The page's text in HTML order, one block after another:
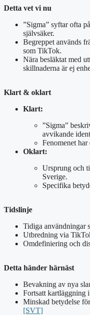
Detta vet vi nu
”Sigma” syftar ofta
självsäker.
Begreppet används
som TikTok.
Nära besläktat med
skillnaderna är ej
Klart & oklart
Klart:
”Sigma”
avvikande
Fenomenet
Oklart:
Ursprung och
Sverige.
Specifika
Tidslinje
Tidiga användningar
Utbredning via
Omdefiniering och
Detta händer härnäst
Bevakning av nya
Fortsatt kartläggning
Minskad betydelse
[SVT]